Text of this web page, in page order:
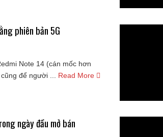
phiên bản 5G
Note 14 (cán mốc hơn
để người ...
Read More
ngày đầu mở bán